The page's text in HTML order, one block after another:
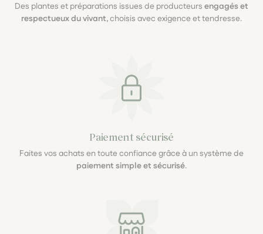
Des plantes et préparations issues de producteurs engagés et
respectueux du vivant, choisis avec exigence et tendresse.
Paiement sécurisé
Faites vos achats en toute confiance grâce à un système de
paiement simple et sécurisé.